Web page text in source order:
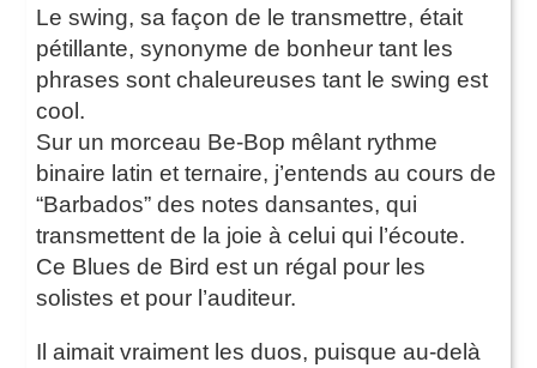
Le swing, sa façon de le transmettre, était
pétillante, synonyme de bonheur tant les
phrases sont chaleureuses tant le swing est
cool.
Sur un morceau Be-Bop mêlant rythme
binaire latin et ternaire, j’entends au cours de
“Barbados” des notes dansantes, qui
transmettent de la joie à celui qui l’écoute.
Ce Blues de Bird est un régal pour les
solistes et pour l’auditeur.
Il aimait vraiment les duos, puisque au-delà